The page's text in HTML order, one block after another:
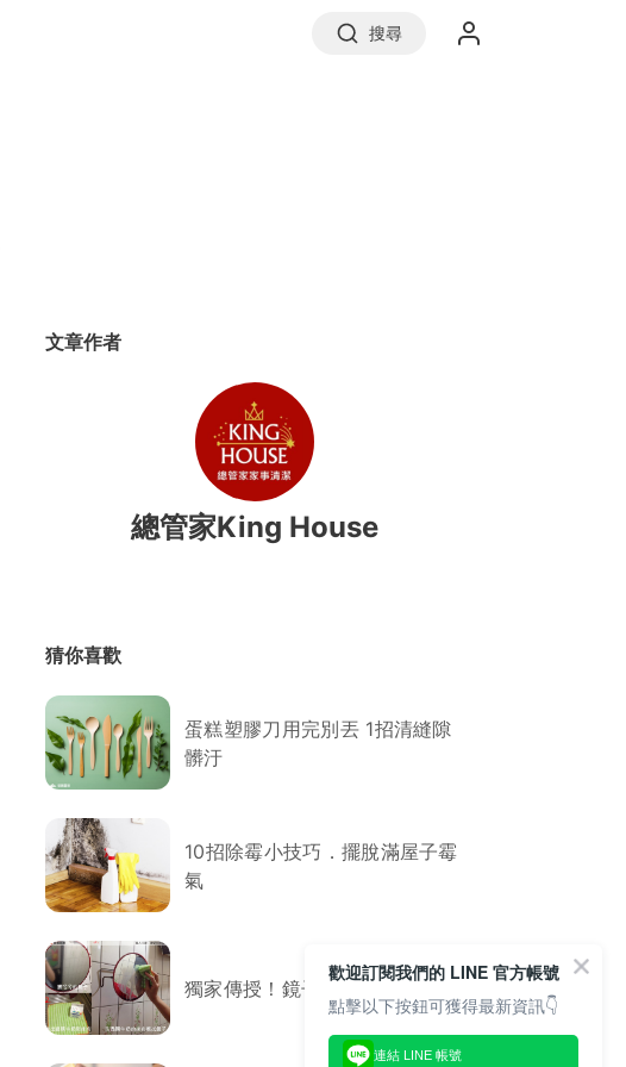
搜尋
文章作者
總管家King House
猜你喜歡
蛋糕塑膠刀用完別丟 1招清縫隙
髒汙
10招除霉小技巧．擺脫滿屋子霉
氣
獨家傳授！鏡子清潔超級小撇步
歡迎訂閱我們的 LINE 官方帳號
點擊以下按鈕可獲得最新資訊👇
連結 LINE 帳號